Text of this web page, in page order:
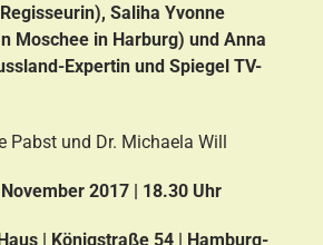
Saliha Yvonne
Moschee in Harburg) und Anna
Expertin und Spiegel TV-
Pabst und Dr. Michaela Will
2017 | 18.30 Uhr
| Königstraße 54 | Hamburg-